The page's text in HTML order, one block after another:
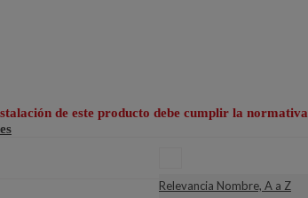
de este producto debe cumplir la normativa
Relevancia Nombre, A a Z